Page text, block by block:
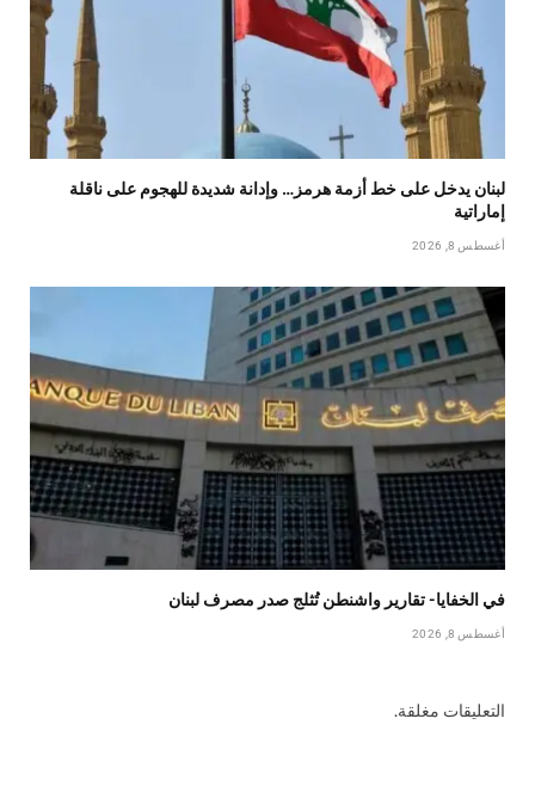
لبنان يدخل على خط أزمة هرمز… وإدانة شديدة للهجوم على ناقلة
إماراتية
أغسطس 8, 2026
في الخفايا- تقارير واشنطن تُثلج صدر مصرف لبنان
أغسطس 8, 2026
التعليقات مغلقة.